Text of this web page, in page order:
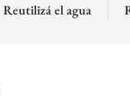
Reutilizá el agua